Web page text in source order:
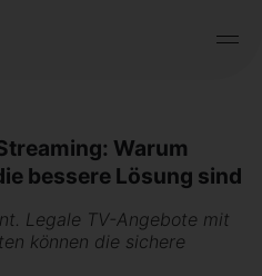
Warum
bessere Lösung sind
Legale TV-Angebote mit
können die sichere